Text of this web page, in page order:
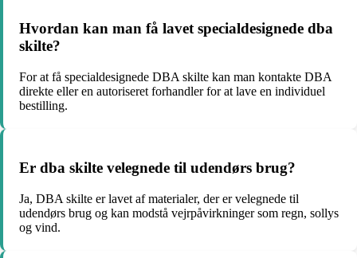
Hvordan kan man få lavet specialdesignede dba
skilte?
For at få specialdesignede DBA skilte kan man kontakte DBA
direkte eller en autoriseret forhandler for at lave en individuel
bestilling.
Er dba skilte velegnede til udendørs brug?
Ja, DBA skilte er lavet af materialer, der er velegnede til
udendørs brug og kan modstå vejrpåvirkninger som regn, sollys
og vind.